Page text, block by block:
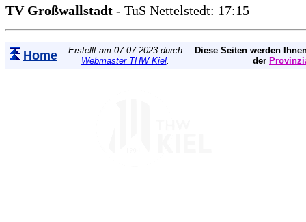
TV Großwallstadt - TuS Nettelstedt: 17:15
Home
Erstellt am 07.07.2023 durch
Webmaster THW Kiel.
Diese Seiten werden
der